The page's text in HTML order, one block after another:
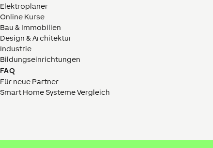
Elektroplaner
Online Kurse
Bau & Immobilien
Design & Architektur
Industrie
Bildungs­­einrich­tungen
FAQ
Für neue Partner
Smart Home Systeme Vergleich